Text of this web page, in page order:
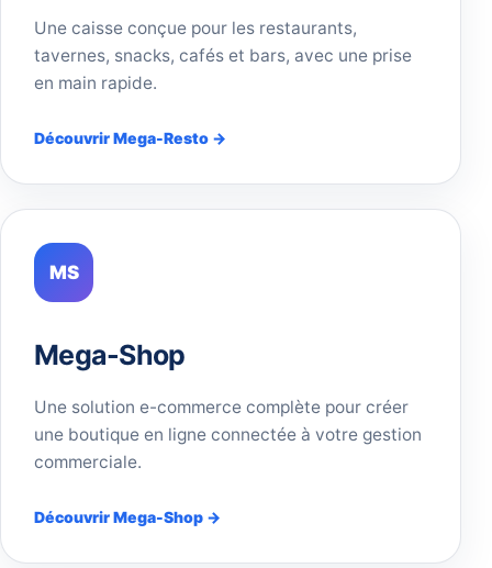
Une caisse conçue pour les restaurants,
tavernes, snacks, cafés et bars, avec une prise
en main rapide.
Découvrir Mega-Resto →
MS
Mega-Shop
Une solution e-commerce complète pour créer
une boutique en ligne connectée à votre gestion
commerciale.
Découvrir Mega-Shop →